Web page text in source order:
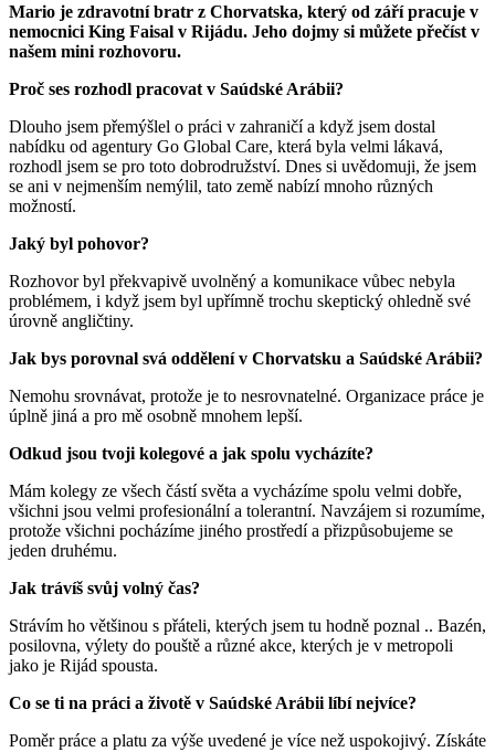
Mario je zdravotní bratr z Chorvatska, který od září pracuje v
nemocnici King Faisal v Rijádu. Jeho dojmy si můžete přečíst v
našem mini rozhovoru.
Proč ses rozhodl pracovat v Saúdské Arábii?
Dlouho jsem přemýšlel o práci v zahraničí a když jsem dostal
nabídku od agentury Go Global Care, která byla velmi lákavá,
rozhodl jsem se pro toto dobrodružství. Dnes si uvědomuji, že jsem
se ani v nejmenším nemýlil, tato země nabízí mnoho různých
možností.
Jaký byl pohovor?
Rozhovor byl překvapivě uvolněný a komunikace vůbec nebyla
problémem, i když jsem byl upřímně trochu skeptický ohledně své
úrovně angličtiny.
Jak bys porovnal svá oddělení v Chorvatsku a Saúdské Arábii?
Nemohu srovnávat, protože je to nesrovnatelné. Organizace práce je
úplně jiná a pro mě osobně mnohem lepší.
Odkud jsou tvoji kolegové a jak spolu vycházíte?
Mám kolegy ze všech částí světa a vycházíme spolu velmi dobře,
všichni jsou velmi profesionální a tolerantní. Navzájem si rozumíme,
protože všichni pocházíme jiného prostředí a přizpůsobujeme se
jeden druhému.
Jak trávíš svůj volný čas?
Strávím ho většinou s přáteli, kterých jsem tu hodně poznal .. Bazén,
posilovna, výlety do pouště a různé akce, kterých je v metropoli
jako je Rijád spousta.
Co se ti na práci a životě v Saúdské Arábii líbí nejvíce?
Poměr práce a platu za výše uvedené je více než uspokojivý. Získáte